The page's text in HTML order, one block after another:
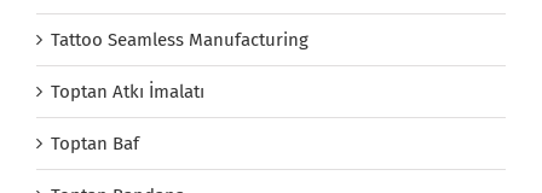
Tattoo Seamless Manufacturing
Toptan Atkı İmalatı
Toptan Baf